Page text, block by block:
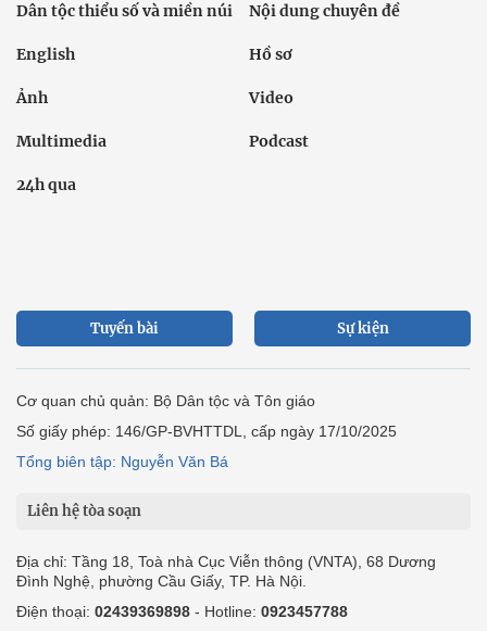
Dân tộc thiểu số và miền núi Nội dung chuyên đề
English Hồ sơ
Ảnh Video
Multimedia Podcast
24h qua
Tuyến bài Sự kiện
Cơ quan chủ quản: Bộ Dân tộc và Tôn giáo
Số giấy phép: 146/GP-BVHTTDL, cấp ngày 17/10/2025
Tổng biên tập: Nguyễn Văn Bá
Liên hệ tòa soạn
Địa chỉ: Tầng 18, Toà nhà Cục Viễn thông (VNTA), 68 Dương
Đình Nghệ, phường Cầu Giấy, TP. Hà Nội.
Điện thoại: 02439369898 - Hotline: 0923457788